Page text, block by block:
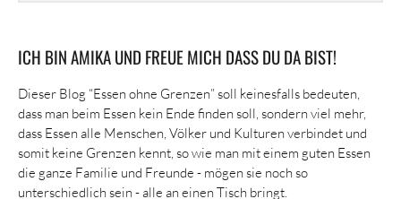
ICH BIN AMIKA UND FREUE MICH DASS DU DA BIST!
Dieser Blog “Essen ohne Grenzen” soll keinesfalls bedeuten,
dass man beim Essen kein Ende finden soll, sondern viel mehr,
dass Essen alle Menschen, Völker und Kulturen verbindet und
somit keine Grenzen kennt, so wie man mit einem guten Essen
die ganze Familie und Freunde - mögen sie noch so
unterschiedlich sein - alle an einen Tisch bringt.